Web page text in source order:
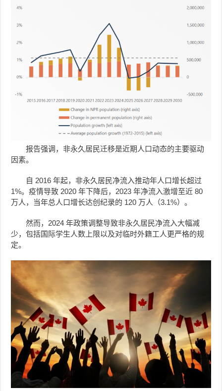
报告强调，非永久居民迁移是近期人口动态的主要驱动
因素。
自 2016 年起，非永久居民净流入推动年人口增长超过
1%。疫情导致 2020 年下降后，2023 年净流入激增至近 80
万人，当年总人口增长达创纪录的 120 万人（3.1%）。
然而，2024 年政策调整导致非永久居民净流入大幅减
少，包括国际学生人数上限以及对临时外籍工人更严格的规
定。